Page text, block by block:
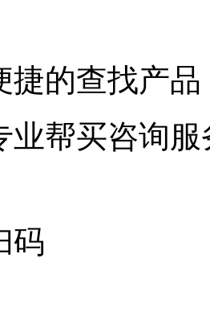
捷的查找产品
业帮买咨询服
码